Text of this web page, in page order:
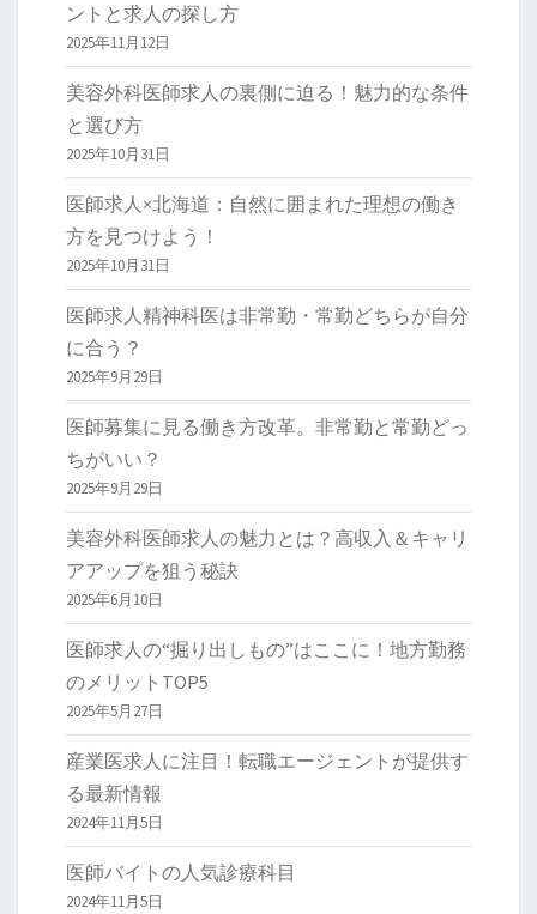
ントと求人の探し方
2025年11月12日
美容外科医師求人の裏側に迫る！魅力的な条件
と選び方
2025年10月31日
医師求人×北海道：自然に囲まれた理想の働き
方を見つけよう！
2025年10月31日
医師求人精神科医は非常勤・常勤どちらが自分
に合う？
2025年9月29日
医師募集に見る働き方改革。非常勤と常勤どっ
ちがいい？
2025年9月29日
美容外科医師求人の魅力とは？高収入＆キャリ
アアップを狙う秘訣
2025年6月10日
医師求人の“掘り出しもの”はここに！地方勤務
のメリットTOP5
2025年5月27日
産業医求人に注目！転職エージェントが提供す
る最新情報
2024年11月5日
医師バイトの人気診療科目
2024年11月5日